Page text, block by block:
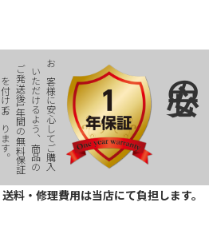
安心の
お
客 様
に
安
心
し
て
ご
購
入
い
た だ
け
る
よ
う
、
商
品
の
ご発
送
後
1
年
間
の
無
料
保
証
を 付
け
て
お
り
ま
す
。
送料・修理費用は当店にて負担します。